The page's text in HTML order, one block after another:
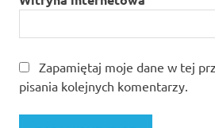
Zapamiętaj moje dane w tej
pisania kolejnych komentarzy.